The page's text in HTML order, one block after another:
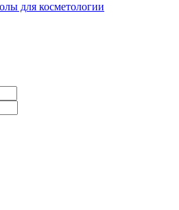
для косметологии